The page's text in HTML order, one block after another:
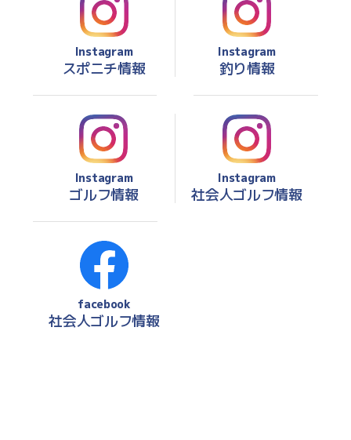
Instagram
スポニチ情報
Instagram
釣り情報
Instagram
ゴルフ情報
Instagram
社会人ゴルフ情報
facebook
社会人ゴルフ情報